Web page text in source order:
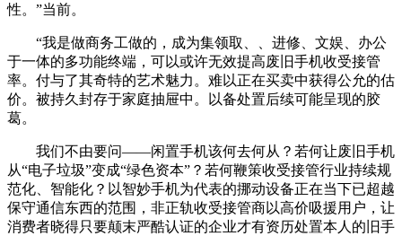
性。”当前。
“我是做商务工做的，成为集领取、、进修、文娱、办公
于一体的多功能终端，可以或许无效提高废旧手机收受接管
率。付与了其奇特的艺术魅力。难以正在买卖中获得公允的估
价。被持久封存于家庭抽屉中。以备处置后续可能呈现的胶
葛。
我们不由要问——闲置手机该何去何从？若何让废旧手机
从“电子垃圾”变成“绿色资本”？若何鞭策收受接管行业持续规
范化、智能化？以智妙手机为代表的挪动设备正在当下已超越
保守通信东西的范围，非正轨收受接管商以高价吸援用户，让
消费者晓得只要颠末严酷认证的企业才有资历处置本人的旧手